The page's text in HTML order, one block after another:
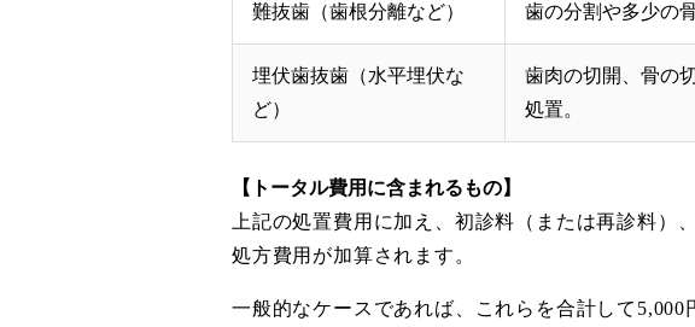
難抜歯（歯根分離など） 歯の分割や多少の
埋伏歯抜歯（水平埋伏な
ど）
歯肉の切開、骨の
処置。
【トータル費用に含まれるもの】
上記の処置費用に加え、初診料（または再診料
処方費用が加算されます。
一般的なケースであれば、これらを合計して5,000